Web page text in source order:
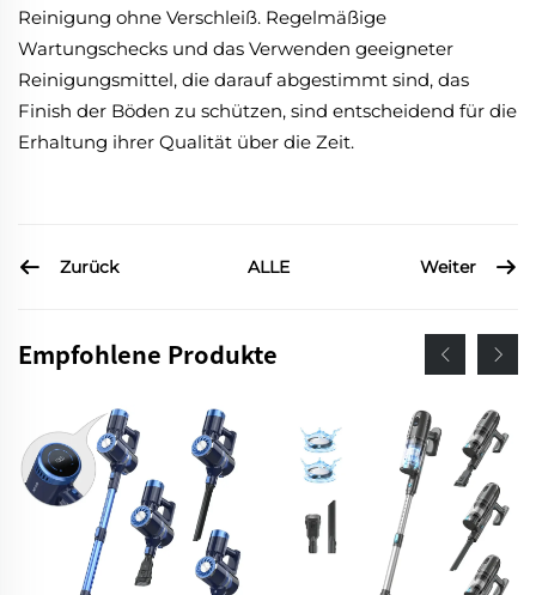
Reinigung ohne Verschleiß. Regelmäßige
Wartungschecks und das Verwenden geeigneter
Reinigungsmittel, die darauf abgestimmt sind, das
Finish der Böden zu schützen, sind entscheidend für die
Erhaltung ihrer Qualität über die Zeit.
Zurück ALLE Weiter
Empfohlene Produkte